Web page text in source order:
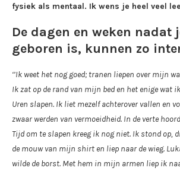
fysiek als mentaal. Ik wens je heel veel
De dagen en weken nadat
geboren is, kunnen zo
‘’Ik weet het nog goed; tranen liepen over mijn
Ik zat op de rand van mijn bed en het enige wat
Uren slapen. Ik liet mezelf achterover vallen en
zwaar werden van vermoeidheid. In de verte
Tijd om te slapen kreeg ik nog niet. Ik stond op,
de mouw van mijn shirt en liep naar de wieg.
wilde de borst. Met hem in mijn armen liep ik